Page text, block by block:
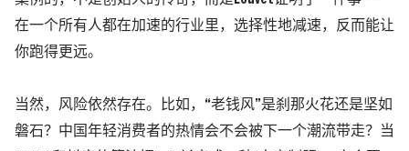
在一个所有人都在加速的行业里，选择性地减速，反而能让
你跑得更远。
当然，风险依然存在。比如，“老钱风”是刹那火花还是坚如
磐石？中国年轻消费者的热情会不会被下一个潮流带走？当